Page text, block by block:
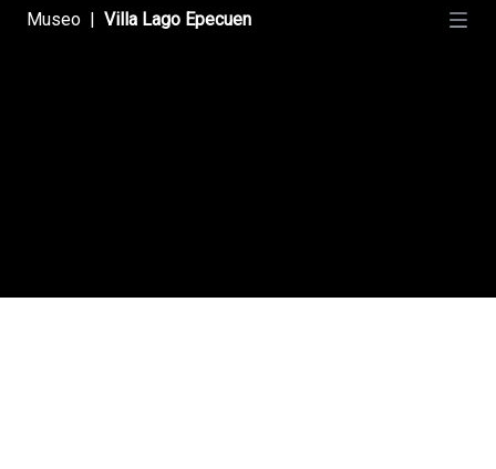
Museo | Villa Lago Epecuen